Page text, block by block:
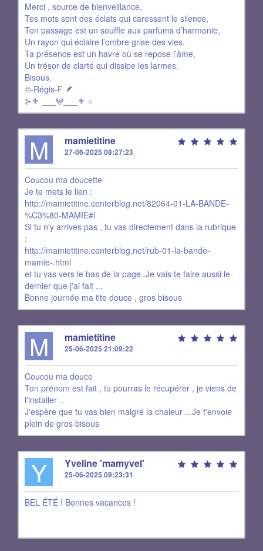
Merci , source de bienveillance,
Tes mots sont des éclats qui caressent le silence,
Ton passage est un souffle aux parfums d’harmonie,
Un rayon qui éclaire l’ombre grise des vies.
Ta présence est un havre où se repose l’âme,
Un trésor de clarté qui dissipe les larmes.
Bisous.
©-Régis-F 🪶
⊱⚜ ⎯⎯⎯𖤍⎯⎯⎯⚜ ⊰
M mamietitine
27-06-2025 08:27:23
Coucou ma doucette
Je te mets le lien :
http://mamietitine.centerblog.net/82064-01-LA-BANDE-
%C3%80-MAMIE#i
Si tu n'y arrives pas , tu vas directement dans la rubrique
:
http://mamietitine.centerblog.net/rub-01-la-bande-
mamie-.html
et tu vas vers le bas de la page..Je vais te faire aussi le
dernier que j'ai fait ...
Bonne journée ma tite douce , gros bisous
M mamietitine
25-06-2025 21:09:22
Coucou ma douce
Ton prénom est fait , tu pourras le récupérer , je viens de
l'installer ..
J'espère que tu vas bien malgré la chaleur ...Je t'envoie
plein de gros bisous
Y Yveline 'mamyvel'
25-06-2025 09:23:31
BEL ÉTÉ ! Bonnes vacances !